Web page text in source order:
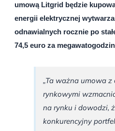
umową Litgrid będzie
energii elektrycznej
odnawialnych rocznie po
74,5 euro za
„Ta ważna umowa z
rynkowymi
na rynku i dowodzi,
konkurencyjny